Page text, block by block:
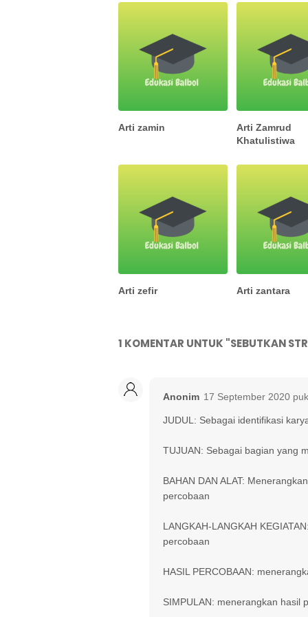
Arti zamin
Arti Zamrud
Khatulistiwa
Arti zefir Arti zantara
1 KOMENTAR UNTUK "SEBUTKAN
Anonim 17 September 2020
JUDUL: Sebagai identifikasi
TUJUAN: Sebagai bagian yang
BAHAN DAN ALAT:
percobaan
LANGKAH-LANGKAH
percobaan
HASIL PERCOBAAN:
SIMPULAN: menerangkan hasil